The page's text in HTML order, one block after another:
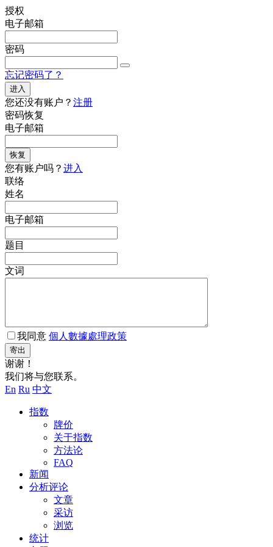
授权
电子邮箱
密码
忘记密码了？
进入
您还没有账户？ 注册
密码恢复
电子邮箱
恢复
您有账户吗？ 进入
联络
姓名
电子邮箱
题目
文词
我同意 個人數據處理政策
寄出
谢谢！
我们将与您联系。
En Ru 中文
指数
牌价
关于指数
方法论
FAQ
新闻
分析评论
文章
采访
浏览
统计